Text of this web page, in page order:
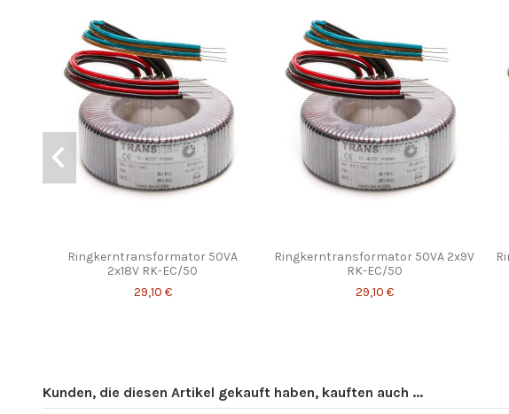
Ringkerntransformator 50VA
2x18V RK-EC/50
29,10 €
Ringkerntransformator 50VA 2x9V
RK-EC/50
29,10 €
Kunden, die diesen Artikel gekauft haben, kauften auch ...